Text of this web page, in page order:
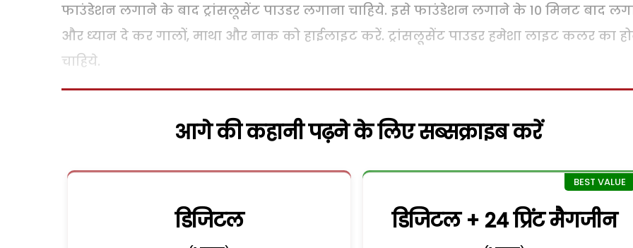
फाउंडेशन लगाने के बाद ट्रांसलूसेंट पाउडर लगाना चाहिये. इसे फाउंडेशन लगाने के 10 मिनट बाद
और ध्‍यान दे कर गालों, माथा और नाक को हाईलाइट करें. ट्रांसलूसेंट पाउडर हमेशा लाइट कलर का
चाहिये.
आगे की कहानी पढ़ने के लिए सब्सक्राइब करें
डिजिटल डिजिटल + 24 प्रिंट मैगजीन